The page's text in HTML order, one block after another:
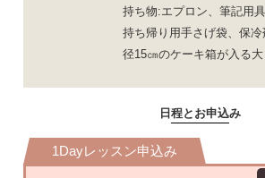
持ち物:エプロン、筆記用
持ち帰り用手さげ袋、保
径15㎝のケーキ箱が入る
日程とお申込み
1Dayレッスン申込み